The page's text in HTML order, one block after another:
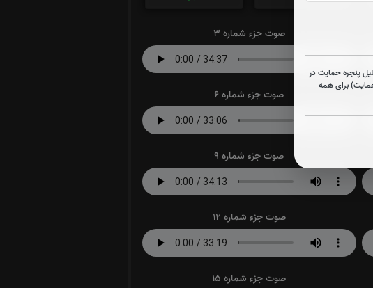
پنجره حمایت در
برای همه
صوت جزء شماره 3
صوت جزء شماره 6
صوت جزء شماره 9
صوت جزء شماره 12
صوت جزء شماره 15